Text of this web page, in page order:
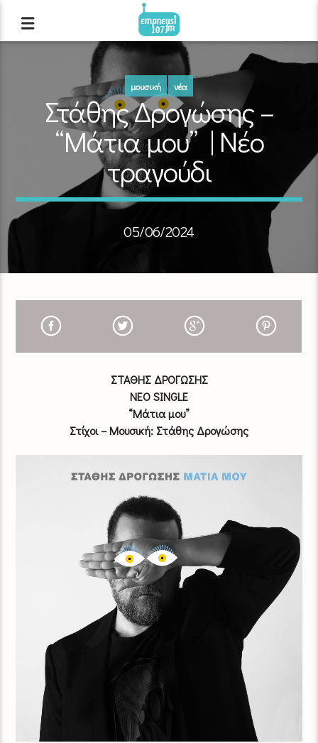
μουσική νέα
Στάθης Δρογώσης –
“Μάτια μου” | Νέο
τραγούδι
05/06/2024
ΣΤΑΘΗΣ ΔΡΟΓΩΣΗΣ
ΝΕΟ SINGLE
“Μάτια μου”
Στίχοι – Μουσική: Στάθης Δρογώσης